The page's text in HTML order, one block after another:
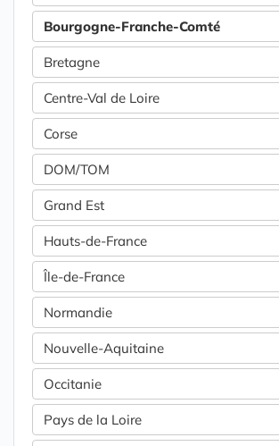
Bourgogne-Franche-Comté
Bretagne
Centre-Val de Loire
Corse
DOM/TOM
Grand Est
Hauts-de-France
Île-de-France
Normandie
Nouvelle-Aquitaine
Occitanie
Pays de la Loire